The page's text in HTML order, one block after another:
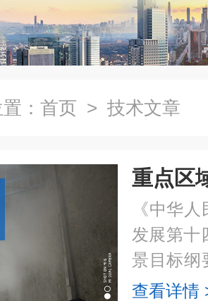
： 首页 > 技术文章
《中华
发展第十
景目标纲
防治攻坚
查看详情